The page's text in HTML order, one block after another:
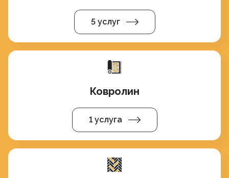
5 услуг
Ковролин
1 услуга